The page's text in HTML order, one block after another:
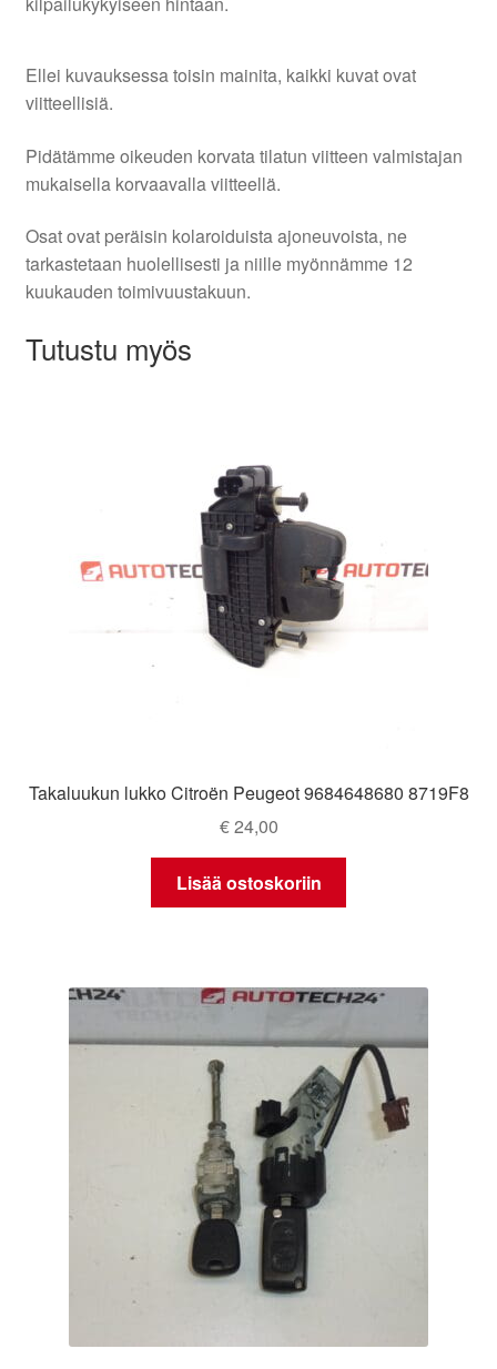
Ellei kuvauksessa toisin mainita, kaikki kuvat ovat
viitteellisiä.
Pidätämme oikeuden korvata tilatun viitteen valmistajan
mukaisella korvaavalla viitteellä.
Osat ovat peräisin kolaroiduista ajoneuvoista, ne
tarkastetaan huolellisesti ja niille myönnämme 12
kuukauden toimivuustakuun.
Tutustu myös
Takaluukun lukko Citroën Peugeot 9684648680 8719F8
€24,00
Lisää ostoskoriin